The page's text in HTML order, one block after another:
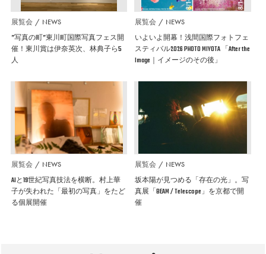
展覧会 NEWS
”写真の町”東川町国際写真フェス開
催！東川賞は伊奈英次、林典子ら5
人
展覧会 NEWS
いよいよ開幕！浅間国際フォトフェ
スティバル2026 PHOTO MIYOTA 「After the
Image｜イメージのその後」
展覧会 NEWS
AIと19世紀写真技法を横断。村上華
子が失われた「最初の写真」をたど
る個展開催
展覧会 NEWS
坂本陽が見つめる「存在の光」。写
真展「BEAM / Telescope」を京都で開
催